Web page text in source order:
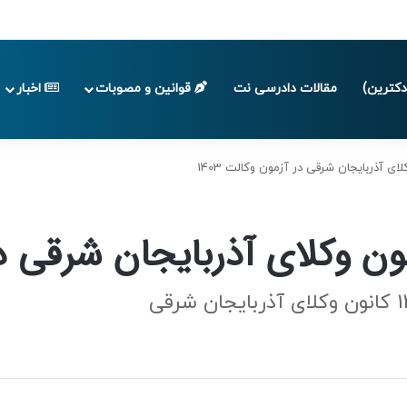
مقالات دادرسی نت قوانین و مصوبات اخبار
آذربایجان شرقی در آزمون وکالت 1403
وکلای آذربایجان شرقی در